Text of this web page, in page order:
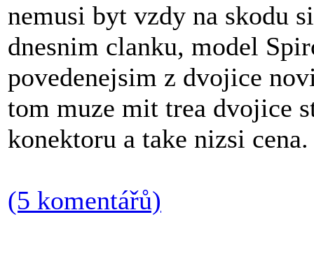
nemusi byt vzdy na skodu
dnesnim clanku, model
povedenejsim z dvojice
tom muze mit trea dvojice
konektoru a take nizsi cena.
(5 komentářů)